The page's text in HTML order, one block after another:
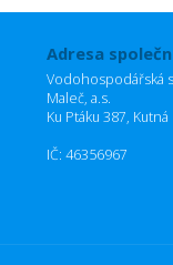
Adresa
Vodohospodářská
Maleč, a.s.
Ku Ptáku 387,
IČ: 46356967